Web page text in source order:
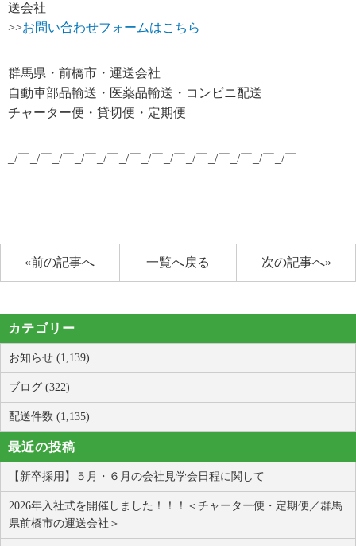
送会社
>>お問い合わせフォームはこちら
群馬県・前橋市・運送会社
自動車部品輸送・医薬品輸送・コンビニ配送
チャーター便・貸切便・定期便
_/￣_/￣_/￣_/￣_/￣_/￣_/￣_/￣_/￣_/￣_/￣_/￣_/￣
«前の記事へ 次の記事へ»
一覧へ戻る
カテゴリー
お知らせ (1,139)
ブログ (322)
配送件数 (1,135)
最近の投稿
【新卒採用】５月・６月の会社見学会日程に関して
2026年入社式を開催しました！！！＜チャーター便・定期便／群馬
県前橋市の運送会社＞